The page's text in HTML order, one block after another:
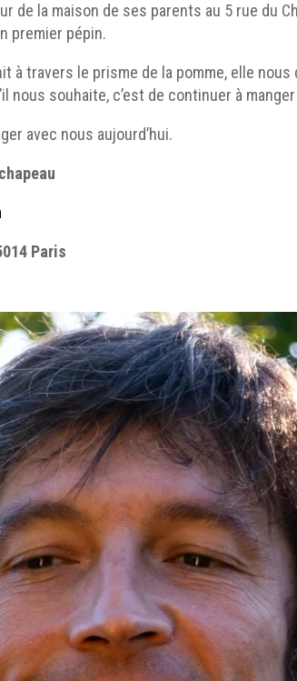
de la maison de ses parents au 5 rue du
premier pépin.
à travers le prisme de la pomme, elle
souhaite, c’est de continuer à
avec nous aujourd’hui.
Paris